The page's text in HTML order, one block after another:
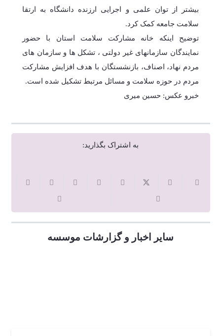
بیشتر از توان علمی و اجرایی ارزنده دانشگاه به ارتقا
سلامت جامعه کمک کرد.
توضیح اینکه خانه مشارکت سلامت استان با حضور
نمایندگان سازمانهای غیر دولتی ، تشکل ها و سازمان های
مردم نهاد، اصناف، بازنشستگان با هدف افزایش مشارکت
مردم در حوزه سلامت و مسائل مرتبط تشکیل شده است.
خبرو عکس: حسین میری
به اشتراک بگذارید:
سایر اخبار و گزارشات موسسه